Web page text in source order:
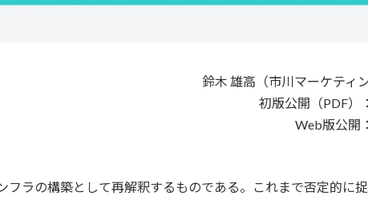
鈴木 雄高（市川マーケティ
初版公開（PDF）
Web版公開
ラの構築として再解釈するものである。これまで否定的に